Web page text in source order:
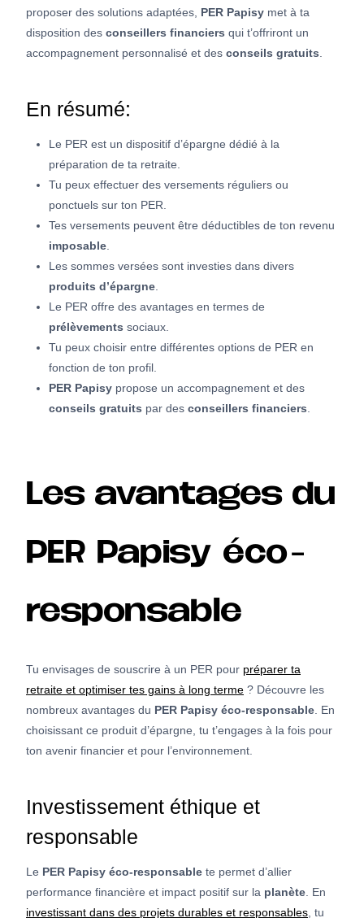
proposer des solutions adaptées, PER Papisy met à ta
disposition des conseillers financiers qui t’offriront un
accompagnement personnalisé et des conseils gratuits
En résumé:
Le PER est un dispositif d’épargne dédié à la
préparation de ta retraite.
Tu peux effectuer des versements réguliers ou
ponctuels sur ton PER.
Tes versements peuvent être déductibles de ton revenu
imposable
Les sommes versées sont investies dans divers
produits d’épargne
Le PER offre des avantages en termes de
prélèvements sociaux.
Tu peux choisir entre différentes options de PER en
fonction de ton profil.
PER Papisy propose un accompagnement et des
conseils gratuits par des conseillers financiers
Les avantages du
PER Papisy éco-
responsable
Tu envisages de souscrire à un PER pour préparer ta
retraite et optimiser tes gains à long terme ? Découvre les
nombreux avantages du PER Papisy éco-responsable . En
choisissant ce produit d’épargne, tu t’engages à la fois pour
ton avenir financier et pour l’environnement.
Investissement éthique et
responsable
Le PER Papisy éco-responsable te permet d’allier
performance financière et impact positif sur la planète . En
investissant dans des projets durables et responsables , tu